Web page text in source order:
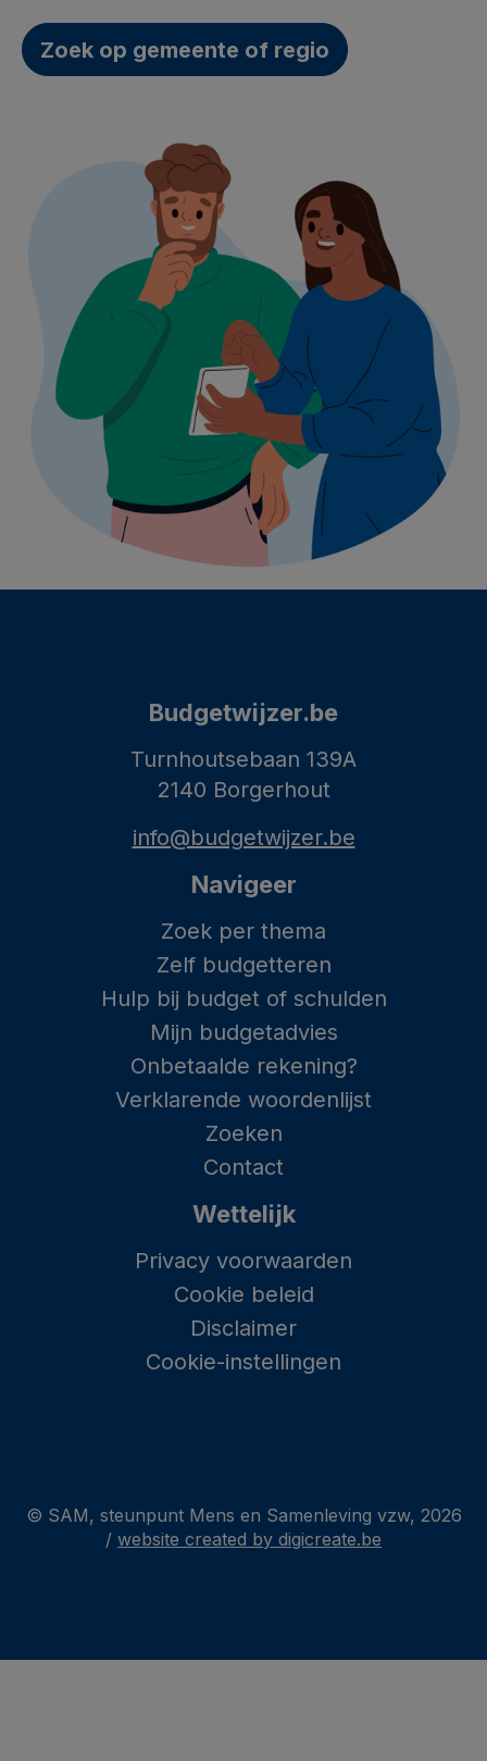
Zoek op gemeente of regio
Budgetwijzer.be
Turnhoutsebaan 139A
2140 Borgerhout
info@budgetwijzer.be
Navigeer
Zoek per thema
Zelf budgetteren
Hulp bij budget of schulden
Mijn budgetadvies
Onbetaalde rekening?
Verklarende woordenlijst
Zoeken
Contact
Wettelijk
Privacy voorwaarden
Cookie beleid
Disclaimer
Cookie-instellingen
© SAM, steunpunt Mens en Samenleving vzw, 2026
/ website created by digicreate.be